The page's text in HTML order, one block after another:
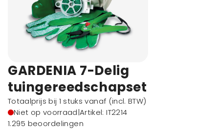
GARDENIA 7-Delig
tuingereedschapset
Totaalprijs bij 1 stuks vanaf (incl. BTW)
Niet op voorraad|Artikel: IT2214
1.295 beoordelingen